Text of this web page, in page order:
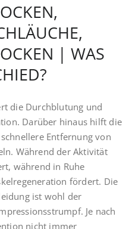
| WAS
die Durchblutung und
Darüber hinaus hilft die
Entfernung von
Während der Aktivität
während in Ruhe
fördert. Die
ist wohl der
Je nach
nicht immer